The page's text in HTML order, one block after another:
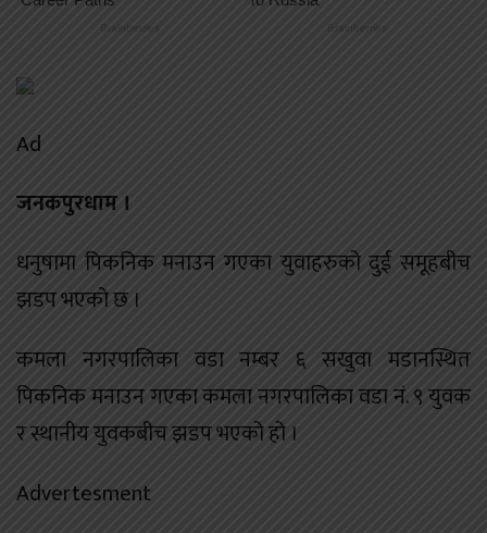
Ad
जनकपुरधाम ।
धनुषामा पिकनिक मनाउन गएका युवाहरुको दुई समूहबीच
झडप भएको छ ।
कमला नगरपालिका वडा नम्बर ६ सखुवा मडानस्थित
पिकनिक मनाउन गएका कमला नगरपालिका वडा नं. ९ युवक
र स्थानीय युवकबीच झडप भएको हो ।
Advertesment